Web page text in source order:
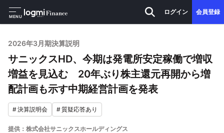
MENU
ログイン 会員登録
2026年3月期決算説明
サニックスHD、今期は発電所安定稼働で増収
増益を見込む 20年ぶり株主還元再開から増
配計画も示す中期経営計画を発表
#決算説明会 #質疑応答あり
提供：株式会社サニックスホールディングス